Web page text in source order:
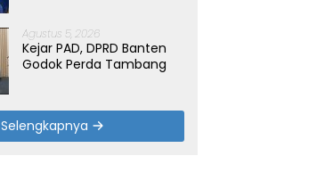
Agustus 5, 2026
Kejar PAD, DPRD Banten
Godok Perda Tambang
Selengkapnya